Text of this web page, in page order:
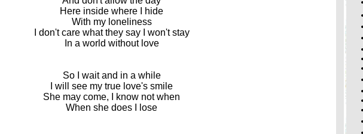
Here inside where I hide
With my loneliness
I don't care what they say I won't stay
In a world without love
So I wait and in a while
I will see my true love's smile
She may come, I know not when
When she does I lose